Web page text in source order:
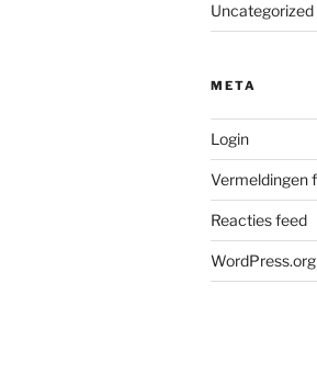
Uncategorized
META
Login
Vermeldingen
Reacties feed
WordPress.org